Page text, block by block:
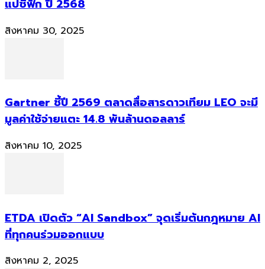
แปซิฟิก ปี 2568
สิงหาคม 30, 2025
Gartner ชี้ปี 2569 ตลาดสื่อสารดาวเทียม LEO จะมี
มูลค่าใช้จ่ายแตะ 14.8 พันล้านดอลลาร์
สิงหาคม 10, 2025
ETDA เปิดตัว “AI Sandbox” จุดเริ่มต้นกฎหมาย AI
ที่ทุกคนร่วมออกแบบ
สิงหาคม 2, 2025